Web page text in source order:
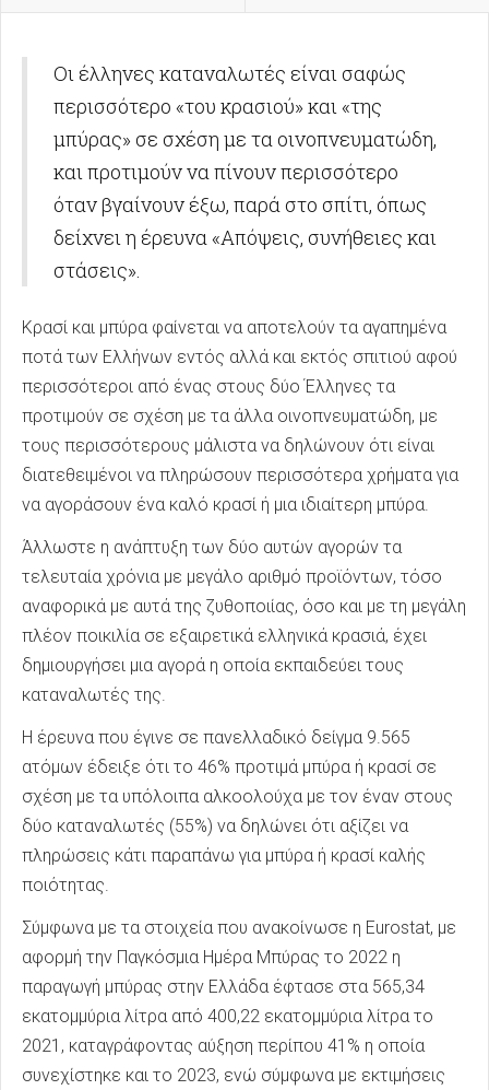
Οι έλληνες καταναλωτές είναι σαφώς
περισσότερο «του κρασιού» και «της
μπύρας» σε σχέση με τα οινοπνευματώδη,
και προτιμούν να πίνουν περισσότερο
όταν βγαίνουν έξω, παρά στο σπίτι, όπως
δείχνει η έρευνα «Απόψεις, συνήθειες και
στάσεις».
Κρασί και μπύρα φαίνεται να αποτελούν τα αγαπημένα
ποτά των Ελλήνων εντός αλλά και εκτός σπιτιού αφού
περισσότεροι από ένας στους δύο Έλληνες τα
προτιμούν σε σχέση με τα άλλα οινοπνευματώδη, με
τους περισσότερους μάλιστα να δηλώνουν ότι είναι
διατεθειμένοι να πληρώσουν περισσότερα χρήματα για
να αγοράσουν ένα καλό κρασί ή μια ιδιαίτερη μπύρα.
Άλλωστε η ανάπτυξη των δύο αυτών αγορών τα
τελευταία χρόνια με μεγάλο αριθμό προϊόντων, τόσο
αναφορικά με αυτά της ζυθοποιίας, όσο και με τη μεγάλη
πλέον ποικιλία σε εξαιρετικά ελληνικά κρασιά, έχει
δημιουργήσει μια αγορά η οποία εκπαιδεύει τους
καταναλωτές της.
Η έρευνα που έγινε σε πανελλαδικό δείγμα 9.565
ατόμων έδειξε ότι το 46% προτιμά μπύρα ή κρασί σε
σχέση με τα υπόλοιπα αλκοολούχα με τον έναν στους
δύο καταναλωτές (55%) να δηλώνει ότι αξίζει να
πληρώσεις κάτι παραπάνω για μπύρα ή κρασί καλής
ποιότητας.
Σύμφωνα με τα στοιχεία που ανακοίνωσε η Eurostat, με
αφορμή την Παγκόσμια Ημέρα Μπύρας το 2022 η
παραγωγή μπύρας στην Ελλάδα έφτασε στα 565,34
εκατομμύρια λίτρα από 400,22 εκατομμύρια λίτρα το
2021, καταγράφοντας αύξηση περίπου 41% η οποία
συνεχίστηκε και το 2023, ενώ σύμφωνα με εκτιμήσεις